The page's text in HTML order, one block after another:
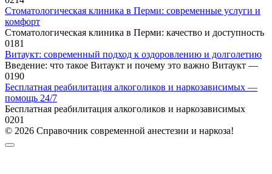
Стоматологическая клиника в Перми: современные услуги и
комфорт
Стоматологическая клиника в Перми: качество и доступность
0181
Витаукт: современный подход к оздоровлению и долголетию
Введение: что такое Витаукт и почему это важно Витаукт —
0190
Бесплатная реабилитация алкоголиков и наркозависимых —
помощь 24/7
Бесплатная реабилитация алкоголиков и наркозависимых
0201
© 2026 Справочник современной анестезии и наркоза!